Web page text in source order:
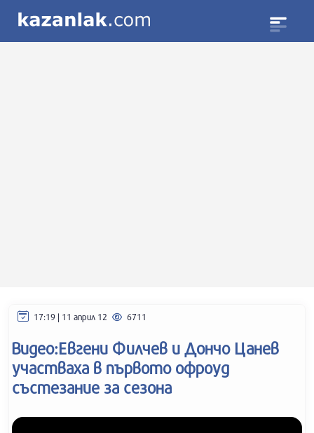
17:19 | 11 април 12 6711
Видео:Евгени Филчев и Дончо Цанев
участваха в първото офроуд
състезание за сезона